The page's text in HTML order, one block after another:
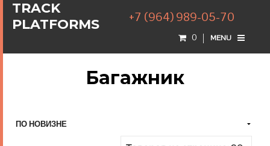
TRACK
PLATFORMS
+7 (964) 989-05-70
0 MENU
Багажник